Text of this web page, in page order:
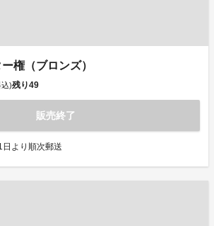
権（ブロンズ）
)残り49
販売終了
より順次郵送